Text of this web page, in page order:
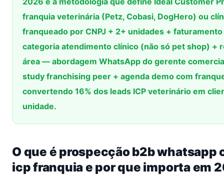
franquia veterinária (Petz, Cobasi, DogHero) ou
franqueado por CNPJ + 2+ unidades + faturamento
categoria atendimento clínico (não só pet shop) +
área — abordagem WhatsApp do gerente
study franchising peer + agenda demo com
convertendo 16% dos leads ICP veterinário em
unidade.
O que é prospecção b2b
icp franquia e por que importa em